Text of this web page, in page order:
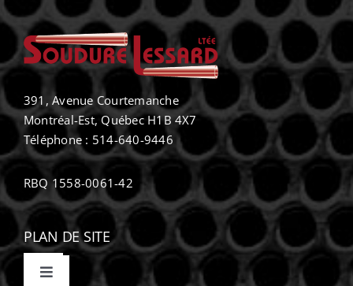
391, Avenue Courtemanche
Montréal-Est, Québec H1B 4X7
Téléphone : 514-640-9446
RBQ 1558-0061-42
PLAN DE SITE
Toggle